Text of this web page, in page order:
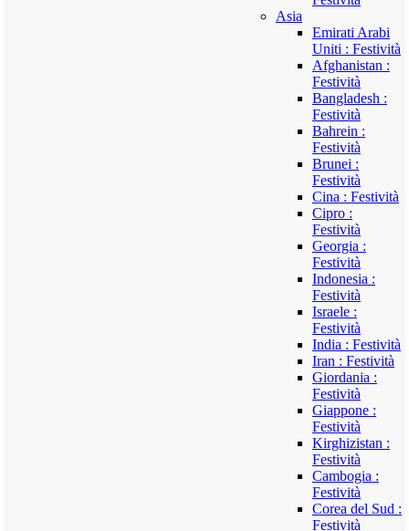
Asia
Emirati Arabi
Uniti : Festività
Afghanistan :
Festività
Bangladesh :
Festività
Bahrein :
Festività
Brunei :
Festività
Cina : Festività
Cipro :
Festività
Georgia :
Festività
Indonesia :
Festività
Israele :
Festività
India : Festività
Iran : Festività
Giordania :
Festività
Giappone :
Festività
Kirghizistan :
Festività
Cambogia :
Festività
Corea del Sud :
Festività